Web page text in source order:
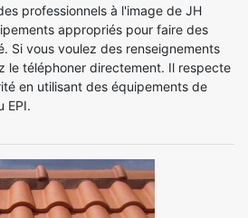
professionnels à l'image de JH
appropriés pour faire des
Si vous voulez des renseignements
le téléphoner directement. Il respecte
en utilisant des équipements de
EPI.